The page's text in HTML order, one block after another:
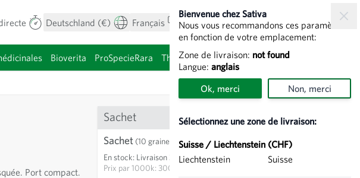
Deutschland (€) Français Mon compte Voir le panier
Bioverita ProSpecieRara Thèmes Graines à germer
Bienvenue chez Sativa
Nous vous recommandons ces paramètres
en fonction de votre emplacement:
Zone de livraison: not found
Langue: anglais
Ok, merci Non, merci
Sélectionnez une zone de livraison:
Suisse / Liechtenstein (CHF)
Liechtenstein
Suisse
Port compact.
Sachet
Sachet (10 graines)
En stock: Livraison 3-5 jours
Prix par1000k: 300,00 €
AJOUTER AU PANIER